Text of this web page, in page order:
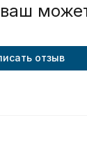
отзыв